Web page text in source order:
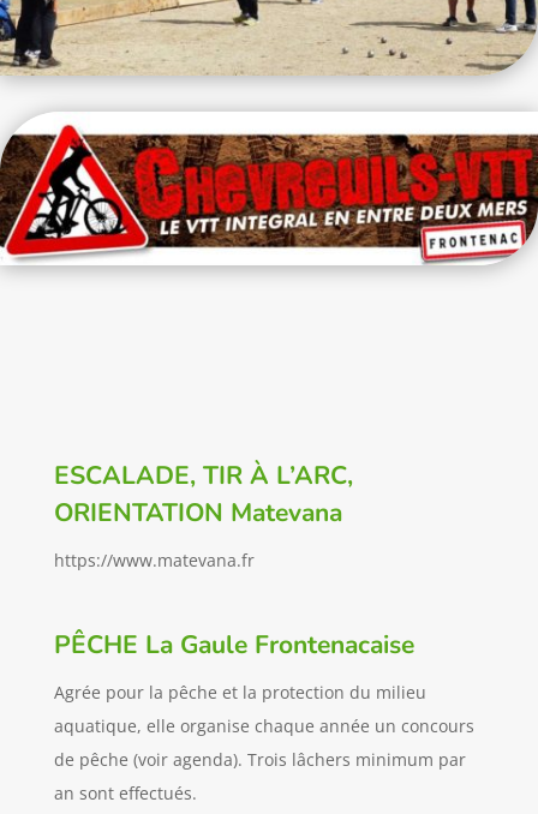
ESCALADE, TIR À L’ARC,
ORIENTATION Matevana
https://www.matevana.fr
PÊCHE La Gaule Frontenacaise
Agrée pour la pêche et la protection du milieu
aquatique, elle organise chaque année un concours
de pêche (voir agenda). Trois lâchers minimum par
an sont effectués.